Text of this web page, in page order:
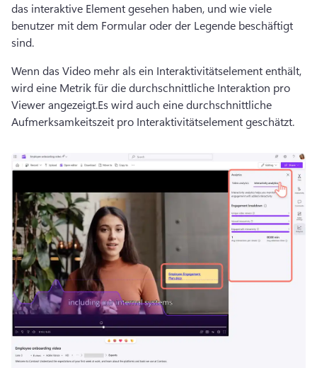
das interaktive Element gesehen haben, und wie viele
benutzer mit dem Formular oder der Legende beschäftigt
sind.
Wenn das Video mehr als ein Interaktivitätselement enthält,
wird eine Metrik für die durchschnittliche Interaktion pro
Viewer angezeigt.Es wird auch eine durchschnittliche
Aufmerksamkeitszeit pro Interaktivitätselement geschätzt.